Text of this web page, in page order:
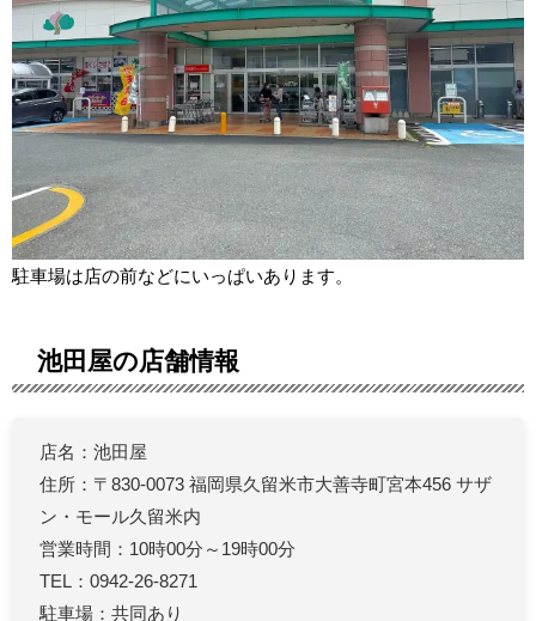
駐車場は店の前などにいっぱいあります。
池田屋の店舗情報
店名：池田屋
住所：〒830-0073 福岡県久留米市大善寺町宮本456 サザ
ン・モール久留米内
営業時間：10時00分～19時00分
TEL：0942-26-8271
駐車場：共同あり